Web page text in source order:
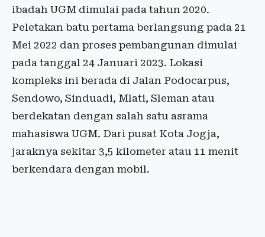
ibadah UGM dimulai pada tahun 2020.
Peletakan batu pertama berlangsung pada 21
Mei 2022 dan proses pembangunan dimulai
pada tanggal 24 Januari 2023. Lokasi
kompleks ini berada di Jalan Podocarpus,
Sendowo, Sinduadi, Mlati, Sleman atau
berdekatan dengan salah satu asrama
mahasiswa UGM. Dari pusat Kota Jogja,
jaraknya sekitar 3,5 kilometer atau 11 menit
berkendara dengan mobil.